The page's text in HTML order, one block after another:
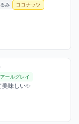
み ココナッツ
/ 2026年3月22日
アールグレイ
味しい✨